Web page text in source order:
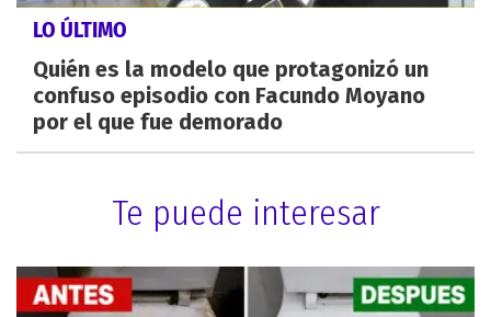
LO ÚLTIMO
Quién es la modelo que protagonizó un
confuso episodio con Facundo Moyano
por el que fue demorado
Te puede interesar